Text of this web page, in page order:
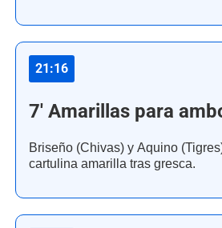
21:16
7' Amarillas para
Briseño (Chivas) y Aquino
cartulina amarilla tras gresca.